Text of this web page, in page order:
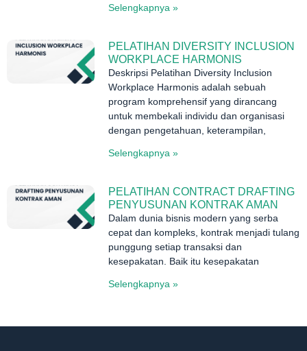
Selengkapnya »
PELATIHAN DIVERSITY INCLUSION
WORKPLACE HARMONIS
Deskripsi Pelatihan Diversity Inclusion
Workplace Harmonis adalah sebuah
program komprehensif yang dirancang
untuk membekali individu dan organisasi
dengan pengetahuan, keterampilan,
Selengkapnya »
PELATIHAN CONTRACT DRAFTING
PENYUSUNAN KONTRAK AMAN
Dalam dunia bisnis modern yang serba
cepat dan kompleks, kontrak menjadi tulang
punggung setiap transaksi dan
kesepakatan. Baik itu kesepakatan
Selengkapnya »